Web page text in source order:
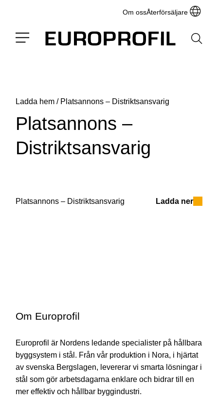
Om ossÅterförsäljare
Ladda hem / Platsannons – Distriktsansvarig
Platsannons –
Distriktsansvarig
Platsannons – Distriktsansvarig Ladda ner
Om Europrofil
Europrofil är Nordens ledande specialister på hållbara
byggsystem i stål. Från vår produktion i Nora, i hjärtat
av svenska Bergslagen, levererar vi smarta lösningar i
stål som gör arbetsdagarna enklare och bidrar till en
mer effektiv och hållbar byggindustri.